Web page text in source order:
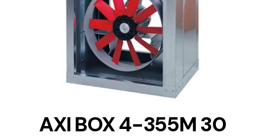
DETAILS
AXI BOX 4-355M 30